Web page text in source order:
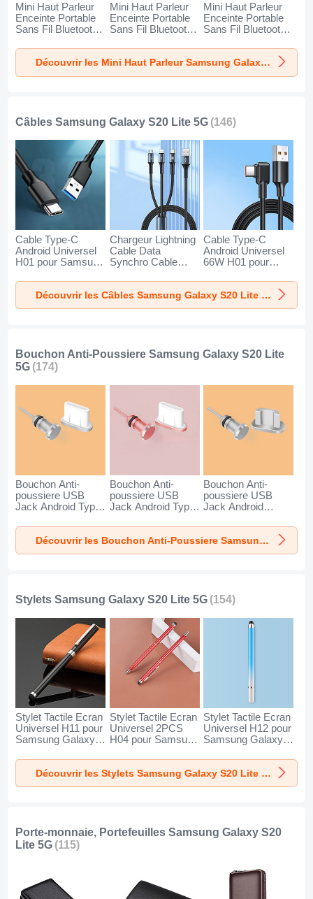
Mini Haut Parleur
Enceinte Portable
Sans Fil Bluetooth
pour Samsung
Galaxy S20 Lite 5G
Or
Mini Haut Parleur
Enceinte Portable
Sans Fil Bluetooth
pour Samsung
Galaxy S20 Lite 5G
Noir
Mini Haut Parleur
Enceinte Portable
Sans Fil Bluetooth
pour Samsung
Galaxy S20 Lite 5G
Bleu
Découvrir les Mini Haut Parleur Samsung Galaxy S20 Lite 5G
Câbles Samsung Galaxy S20 Lite 5G (146)
Cable Type-C
Android Universel
H01 pour Samsung
Gris Fonce
Chargeur Lightning
Cable Data
Synchro Cable
Type-C 100W H01
pour Samsung
Galaxy S20 Lite 5G
Cable Type-C
Android Universel
66W H01 pour
S20 Lite 5G Noir
Découvrir les Câbles Samsung Galaxy S20 Lite 5G
Bouchon Anti-Poussiere Samsung Galaxy S20 Lite
5G (174)
Bouchon Anti-
poussiere USB
Jack Android Type-
Samsung Galaxy
S20 Lite 5G Argent
Bouchon Anti-
poussiere USB
Jack Android Type-
Samsung Galaxy
S20 Lite 5G Or
Rose
Bouchon Anti-
poussiere USB
Jack Android
Samsung Galaxy
S20 Lite 5G Argent
Découvrir les Bouchon Anti-Poussiere Samsung Galaxy S20 Lite 5G
Stylets Samsung Galaxy S20 Lite 5G (154)
Stylet Tactile Ecran
Universel H11 pour
Samsung Galaxy
Stylet Tactile Ecran
Universel 2PCS
H04 pour Samsung
Rouge
Stylet Tactile Ecran
Universel H12 pour
Samsung Galaxy
Découvrir les Stylets Samsung Galaxy S20 Lite 5G
Porte-monnaie, Portefeuilles Samsung Galaxy S20
Lite 5G (115)